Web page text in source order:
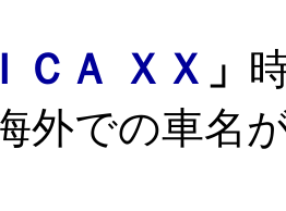
ＣＡ ＸＸ 」
外での車名